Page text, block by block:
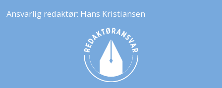
Ansvarlig redaktør: Hans Kristiansen